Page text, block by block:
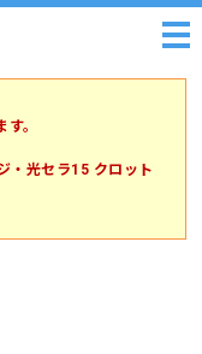
。
・光セラ15 クロット